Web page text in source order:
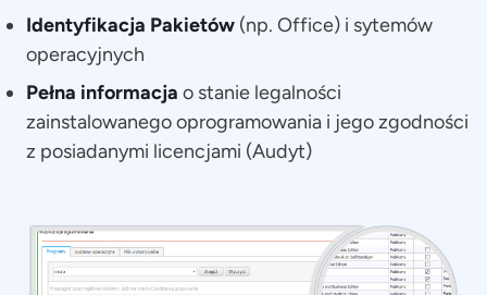
Identyfikacja Pakietów (np. Office) i sytemów
operacyjnych
Pełna informacja o stanie legalności
zainstalowanego oprogramowania i jego zgodności
z posiadanymi licencjami (Audyt)